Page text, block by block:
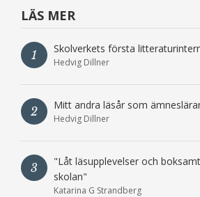
LÄS MER
1 Skolverkets första
Hedvig Dillner
2 Mitt andra läsår som
Hedvig Dillner
3
"Låt läsupplevelser och
skolan"
Katarina G Strandberg